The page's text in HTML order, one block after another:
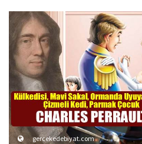
gercekedebiyat.com